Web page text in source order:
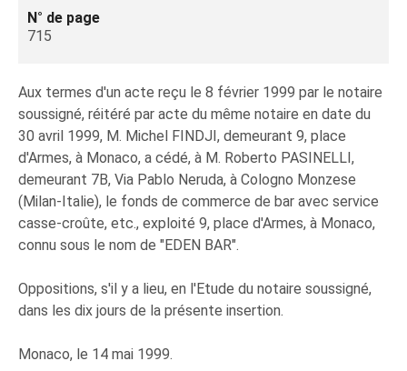
N° de page
715
Aux termes d'un acte reçu le 8 février 1999 par le notaire
soussigné, réitéré par acte du même notaire en date du
30 avril 1999, M. Michel FINDJI, demeurant 9, place
d'Armes, à Monaco, a cédé, à M. Roberto PASINELLI,
demeurant 7B, Via Pablo Neruda, à Cologno Monzese
(Milan-Italie), le fonds de commerce de bar avec service
casse-croûte, etc., exploité 9, place d'Armes, à Monaco,
connu sous le nom de "EDEN BAR".
Oppositions, s'il y a lieu, en l'Etude du notaire soussigné,
dans les dix jours de la présente insertion.
Monaco, le 14 mai 1999.